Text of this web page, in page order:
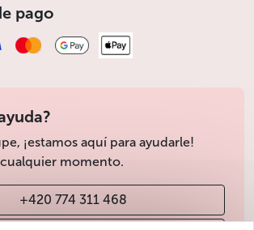
pago
¡estamos aquí para ayudarle!
momento.
+420 774 311 468